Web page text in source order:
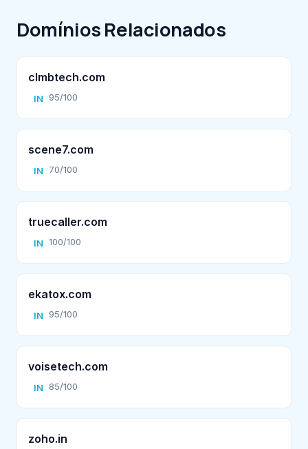
Domínios Relacionados
clmbtech.com
IN 95/100
scene7.com
IN 70/100
truecaller.com
IN 100/100
ekatox.com
IN 95/100
voisetech.com
IN 85/100
zoho.in